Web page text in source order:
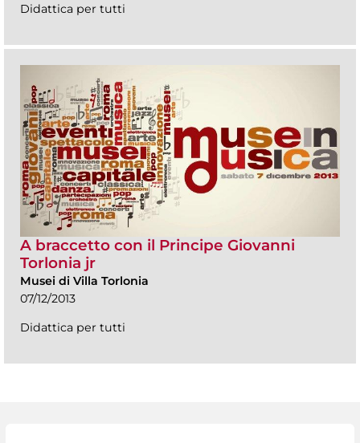
Didattica per tutti
A braccetto con il Principe Giovanni
Torlonia jr
Musei di Villa Torlonia
07/12/2013
Didattica per tutti